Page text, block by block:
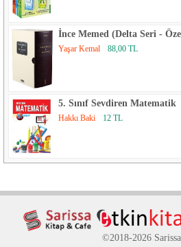
İnce Memed (Delta Seri -
Yaşar Kemal 88,00 TL
5. Sınıf Sevdiren Matematik
Hakkı Baki 12 TL
©2018-2026